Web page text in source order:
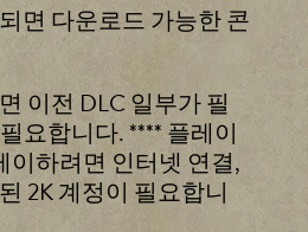
면 다운로드 가능한 콘
이전 DLC 일부가 필
요합니다. **** 플레이
이하려면 인터넷 연결,
2K 계정이 필요합니